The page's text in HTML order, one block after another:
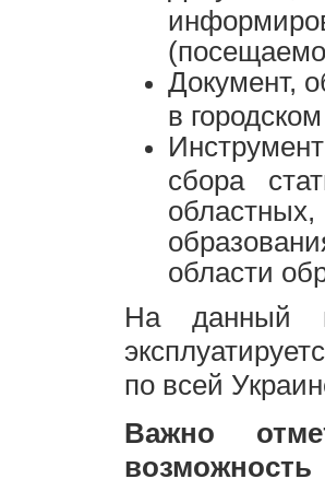
Документ,
в
сбора
области
На данный
по всей
Важно